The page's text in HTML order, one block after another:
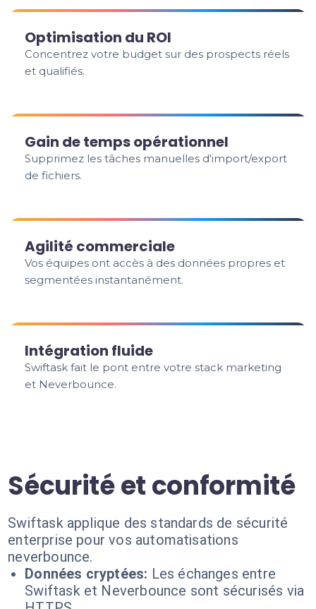
Optimisation du ROI
Concentrez votre budget sur des prospects réels
et qualifiés.
Gain de temps opérationnel
Supprimez les tâches manuelles d'import/export
de fichiers.
Agilité commerciale
Vos équipes ont accès à des données propres et
segmentées instantanément.
Intégration fluide
Swiftask fait le pont entre votre stack marketing
et Neverbounce.
Sécurité et conformité
Swiftask applique des standards de sécurité
enterprise pour vos automatisations
neverbounce.
Données cryptées: Les échanges entre
Swiftask et Neverbounce sont sécurisés via